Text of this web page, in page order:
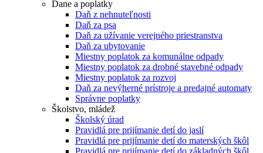
Dane a poplatky
Daň z nehnuteľnosti
Daň za psa
Daň za užívanie verejného priestranstva
Daň za ubytovanie
Miestny poplatok za komunálne odpady
Miestny poplatok za drobné stavebné odpady
Miestny poplatok za rozvoj
Daň za nevýherné prístroje a predajné automaty
Správne poplatky
Školstvo, mládež
Školský úrad
Pravidlá pre prijímanie detí do jaslí
Pravidlá pre prijímanie detí do materských škôl